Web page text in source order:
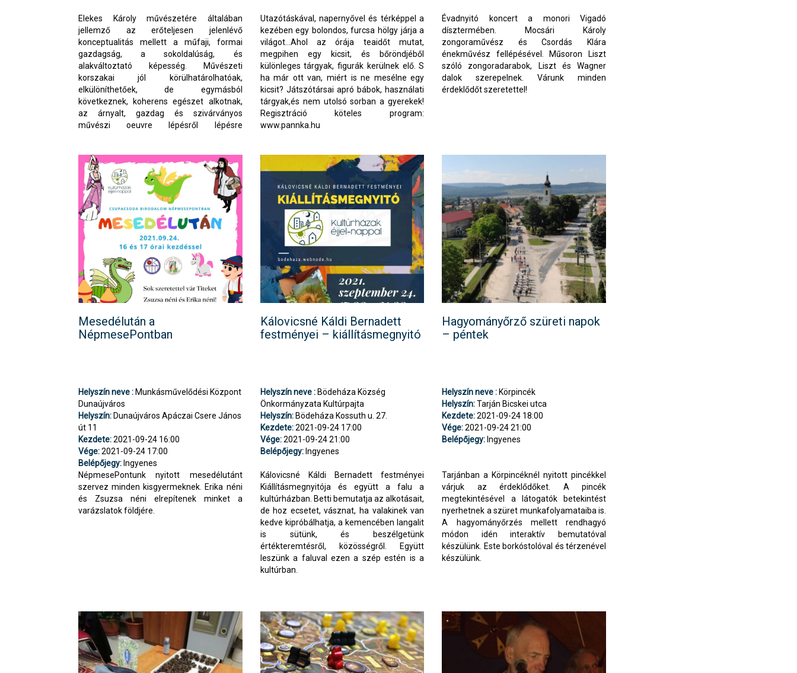
Elekes Károly művészetére általában
jellemző az erőteljesen jelenlévő
konceptualitás mellett a műfaji, formai
gazdagság, a sokoldalúság, és
alakváltoztató képesség. Művészeti
korszakai jól körülhatárolhatóak,
elkülöníthetőek, de egymásból
következnek, koherens egészet alkotnak,
az árnyalt, gazdag és szivárványos
művészi oeuvre lépésről lépésre
kosagergely@kult13.hu
Utazótáskával, napernyővel és térképpel a
kezében egy bolondos, furcsa hölgy járja a
világot…Ahol az órája teaidőt mutat,
megpihen egy kicsit, és bőröndjéből
különleges tárgyak, figurák kerülnek elő. S
ha már ott van, miért is ne mesélne egy
kicsit? Játszótársai apró bábok, használati
tárgyak,és nem utolsó sorban a gyerekek!
Regisztráció köteles program:
www.pannka.hu
Évadnyitó koncert a monori Vigadó
dísztermében. Mocsári Károly
zongoraművész és Csordás Klára
énekművész fellépésével. Műsoron Liszt
szóló zongoradarabok, Liszt és Wagner
dalok szerepelnek. Várunk minden
érdeklődőt szeretettel!
Mesedélután a
NépmesePontban
Helyszín neve : Munkásművelődési Központ
Dunaújváros
Helyszín: Dunaújváros Apáczai Csere János
út 11
Kezdete:2021-09-24 16:00
Vége:2021-09-24 17:00
Belépőjegy: Ingyenes
NépmesePontunk nyitott mesedélutánt
szervez minden kisgyermeknek. Erika néni
és Zsuzsa néni elrepítenek minket a
varázslatok földjére.
Kálovicsné Káldi Bernadett
festményei – kiállításmegnyitó
Helyszín neve :Bödeháza Község
Önkormányzata Kultúrpajta
Helyszín:Bödeháza Kossuth u. 27.
Kezdete:2021-09-24 17:00
Vége:2021-09-24 21:00
Belépőjegy:Ingyenes
Kálovicsné Káldi Bernadett festményei
Kiállításmegnyitója és együtt a falu a
kultúrházban. Betti bemutatja az alkotásait,
de hoz ecsetet, vásznat, ha valakinek van
kedve kipróbálhatja, a kemencében langalit
is sütünk, és beszélgetünk
értékteremtésről, közösségről. Együtt
leszünk a faluval ezen a szép estén is a
kultúrban.
Hagyományőrző szüreti napok
– péntek
Helyszín neve : Körpincék
Helyszín:Tarján Bicskei utca
Kezdete:2021-09-24 18:00
Vége:2021-09-24 21:00
Belépőjegy: Ingyenes
Tarjánban a Körpincéknél nyitott pincékkel
várjuk az érdeklődőket. A pincék
megtekintésével a látogatók betekintést
nyerhetnek a szüret munkafolyamataiba is.
A hagyományőrzés mellett rendhagyó
módon idén interaktív bemutatóval
készülünk. Este borkóstolóval és térzenével
készülünk.